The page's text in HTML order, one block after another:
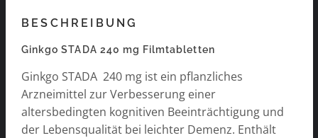
BESCHREIBUNG
Ginkgo STADA 240 mg Filmtabletten
Ginkgo STADA 240 mg ist ein pflanzliches
Arzneimittel zur Verbesserung einer
altersbedingten kognitiven Beeinträchtigung und
der Lebensqualität bei leichter Demenz. Enthält